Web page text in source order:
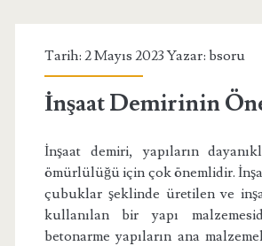
Etiket:
<span>İnşaat
Demirinin
Önemi</span>
Tarih: 2 Mayıs 2023 Yazar: bsoru
İnşaat Demirinin
İnşaat demiri, yapıların
ömürlülüğü için çok önemlidir.
çubuklar şeklinde üretilen ve
kullanılan bir yapı
betonarme yapıların ana